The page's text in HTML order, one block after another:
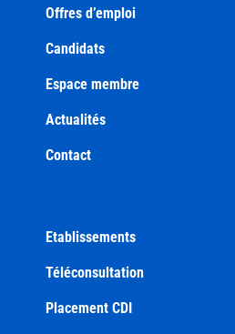
Offres d’emploi
Candidats
Espace membre
Actualités
Contact
Etablissements
Téléconsultation
Placement CDI